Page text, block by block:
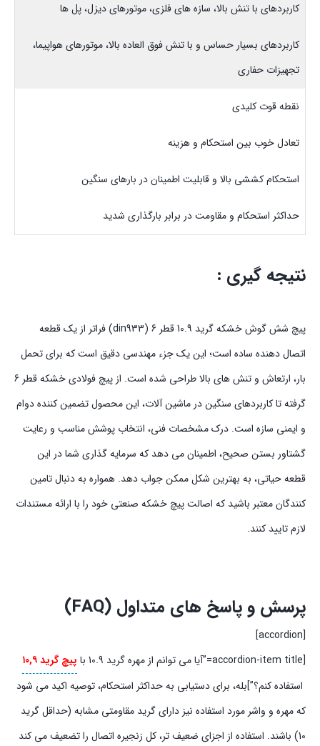
کاربردهای با تنش بالا، سازه های فلزی، موتورهای دیزل، پل ها
کاربردهای بسیار حساس و با تنش فوق العاده بالا، موتورهای هواپیما،
تجهیزات حفاری
نقطه قوت کلیدی
تعادل خوب بین استحکام و هزینه
استحکام کششی بالا و قابلیت اطمینان در بارهای سنگین
حداکثر استحکام و مقاومت در برابر بارگذاری شدید
نتیجه گیری :
پیچ شش گوش خشکه گرید 10.9 قطر 6 (din933) فراتر از یک قطعه
اتصال دهنده ساده است؛ این یک جزء مهندسی دقیق است که برای تحمل
بار، ارتعاش و تنش های بالا طراحی شده است. از پیچ فولادی خشکه قطر 6
گرفته تا کاربردهای سنگین در ماشین آلات، این محصول تضمین کننده دوام
و ایمنی سازه است. درک مشخصات فنی، انتخاب پوشش مناسب و رعایت
گشتاور بستن صحیح، اطمینان می دهد که سرمایه گذاری شما در این
قطعه حیاتی، به بهترین شکل ممکن جواب دهد. همواره به دنبال تامین
کنندگان معتبر باشید که اصالت پیچ خشکه صنعتی خود را با ارائه مستندات
لازم تایید کنند.
پرسش و پاسخ های متداول (FAQ)
[accordion]
[accordion-item title=”آیا می توانم از مهره گرید 10.9 با
پیچ گرید ۱۰,۹
استفاده کنم؟”]بله، برای دستیابی به حداکثر استحکام، توصیه اکید می شود
که مهره و واشر مورد استفاده نیز دارای گرید مقاومتی مشابه (حداقل گرید
10) باشند. استفاده از اجزای ضعیف تر، کل زنجیره اتصال را تضعیف می کند